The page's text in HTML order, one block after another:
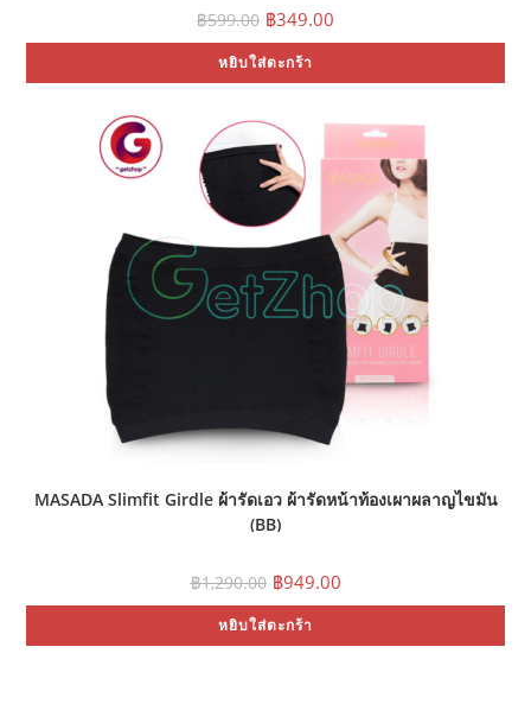
฿599.00 Original
price
was:
฿599.00.
฿349.00
is:
หยิบใส่ตะกร้า
MASADA Slimfit Girdle ผ้ารัดเอว ผ้ารัดหน้าท้องเผาผลาญไขมัน
(BB)
฿1,290.00 Original
price
was:
฿1,290.00.
฿949.00Current
price
is:
หยิบใส่ตะกร้า